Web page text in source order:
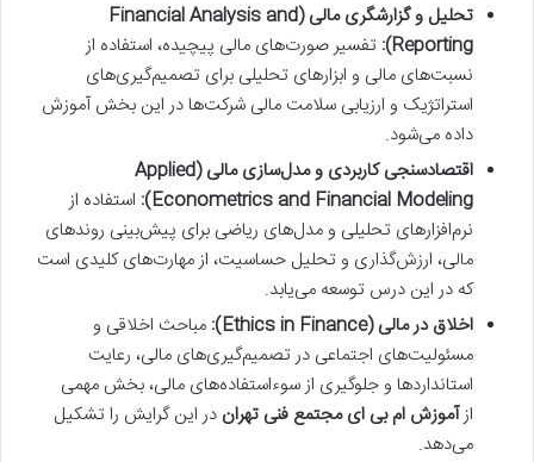
تحلیل و گزارشگری مالی (Financial Analysis and
Reporting): تفسیر صورت‌های مالی پیچیده، استفاده از
نسبت‌های مالی و ابزارهای تحلیلی برای تصمیم‌گیری‌های
استراتژیک و ارزیابی سلامت مالی شرکت‌ها در این بخش آموزش
داده می‌شود.
اقتصادسنجی کاربردی و مدل‌سازی مالی (Applied
Econometrics and Financial Modeling): استفاده از
نرم‌افزارهای تحلیلی و مدل‌های ریاضی برای پیش‌بینی روندهای
مالی، ارزش‌گذاری و تحلیل حساسیت، از مهارت‌های کلیدی است
که در این درس توسعه می‌یابد.
اخلاق در مالی (Ethics in Finance):
مباحث اخلاقی و
مسئولیت‌های اجتماعی در تصمیم‌گیری‌های مالی، رعایت
استانداردها و جلوگیری از سوءاستفاده‌های مالی، بخش مهمی
ازآموزش ام بی ای مجتمع فنی تهران در این گرایش را تشکیل
می‌دهد.